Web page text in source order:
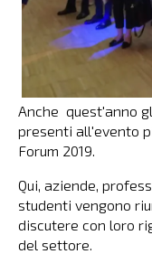
Anche quest'anno
presenti all'evento
Forum 2019.
Qui, aziende,
studenti vengono
discutere con loro
del settore.